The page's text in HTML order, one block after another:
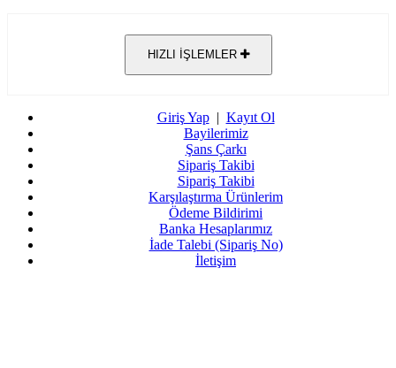
HIZLI İŞLEMLER
Giriş Yap| Kayıt Ol
Bayilerimiz
Şans Çarkı
Sipariş Takibi
Sipariş Takibi
Karşılaştırma Ürünlerim
Ödeme Bildirimi
Banka Hesaplarımız
İade Talebi (Sipariş No)
İletişim